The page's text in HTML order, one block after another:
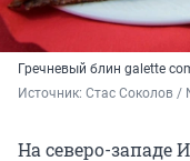
Гречневый блин galette
Источник: Стас Соколов /
На северо-западе